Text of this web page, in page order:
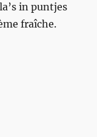
in puntjes
fraîche.